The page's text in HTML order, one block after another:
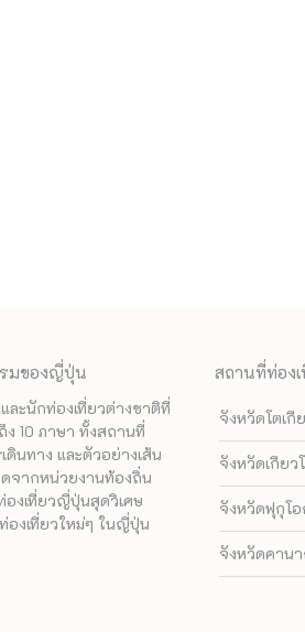
รมของญี่ปุ่น
ะนักท่องเที่ยวต่างชาติที่
10 ภาษา ทั้งสถานที่
ดินทาง และตัวอย่างเส้น
ดจากหน่วยงานท้องถิ่น
งเที่ยวญี่ปุ่นสุดวิเศษ
งเที่ยวใหม่ๆ ในญี่ปุ่น
สถานที่ท่อง
จังหวัดโตเกี
จังหวัดเกียว
จังหวัดฟุกุโอ
จังหวัดคานา